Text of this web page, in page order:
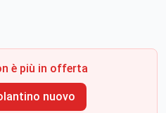
è più in offerta
nuovo